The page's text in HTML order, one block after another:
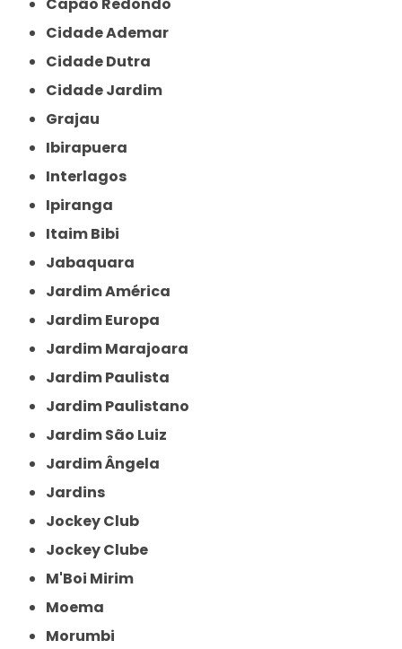
Cidade Ademar
Cidade Dutra
Cidade Jardim
Grajau
Ibirapuera
Interlagos
Ipiranga
Itaim Bibi
Jabaquara
Jardim América
Jardim Europa
Jardim Marajoara
Jardim Paulista
Jardim Paulistano
Jardim São Luiz
Jardim Ângela
Jardins
Jockey Club
Jockey Clube
M'Boi Mirim
Moema
Morumbi